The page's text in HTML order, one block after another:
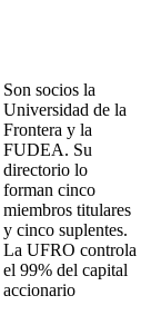
Son socios la
Universidad de la
Frontera y la
FUDEA. Su
directorio lo
forman cinco
miembros titulares
y cinco suplentes.
La UFRO controla
el 99% del capital
accionario